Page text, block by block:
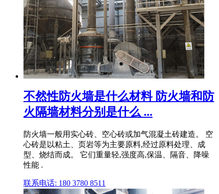
不然性防火墙是什么材料 防火墙和防
火隔墙材料分别是什么 ...
防火墙一般用实心砖、空心砖或加气混凝土砖建造。 空
心砖是以粘土、页岩等为主要原料,经过原料处理、成
型、烧结而成。 它们重量轻,强度高,保温、隔音、降噪
性能 .
联系电话: 180 3780 8511